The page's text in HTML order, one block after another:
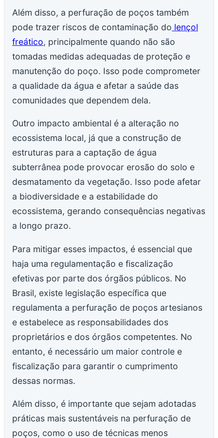
Além disso, a perfuração de poços também
pode trazer riscos de contaminação do lençol
freático, principalmente quando não são
tomadas medidas adequadas de proteção e
manutenção do poço. Isso pode comprometer
a qualidade da água e afetar a saúde das
comunidades que dependem dela.
Outro impacto ambiental é a alteração no
ecossistema local, já que a construção de
estruturas para a captação de água
subterrânea pode provocar erosão do solo e
desmatamento da vegetação. Isso pode afetar
a biodiversidade e a estabilidade do
ecossistema, gerando consequências negativas
a longo prazo.
Para mitigar esses impactos, é essencial que
haja uma regulamentação e fiscalização
efetivas por parte dos órgãos públicos. No
Brasil, existe legislação específica que
regulamenta a perfuração de poços artesianos
e estabelece as responsabilidades dos
proprietários e dos órgãos competentes. No
entanto, é necessário um maior controle e
fiscalização para garantir o cumprimento
dessas normas.
Além disso, é importante que sejam adotadas
práticas mais sustentáveis na perfuração de
poços, como o uso de técnicas menos